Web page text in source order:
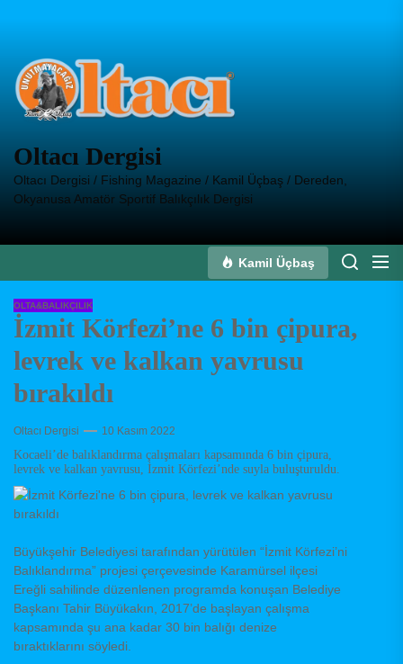
the
content
Oltacı Dergisi
Oltacı Dergisi / Fishing Magazine / Kamil Üçbaş / Dereden,
Okyanusa Amatör Sportif Balıkçılık Dergisi
Kamil Üçbaş
OLTA&BALIKÇILIK
İzmit Körfezi’ne 6 bin çipura,
levrek ve kalkan yavrusu
bırakıldı
Oltacı Dergisi 10 Kasım 2022
Kocaeli’de balıklandırma çalışmaları kapsamında 6 bin çipura,
levrek ve kalkan yavrusu, İzmit Körfezi’nde suyla buluşturuldu.
Büyükşehir Belediyesi tarafından yürütülen “İzmit Körfezi’ni
Balıklandırma” projesi çerçevesinde Karamürsel ilçesi
Ereğli sahilinde düzenlenen programda konuşan Belediye
Başkanı Tahir Büyükakın, 2017’de başlayan çalışma
kapsamında şu ana kadar 30 bin balığı denize
bıraktıklarını söyledi.